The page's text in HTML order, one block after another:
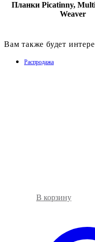
Планки Picatinny,
Weaver
Вам также будет
Распродажа
В корзину